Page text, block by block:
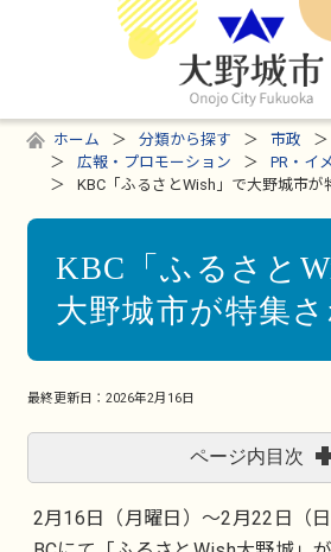
ホーム 分類から探す 市政
広報・プロモーション
PR・イ
KBC「ふるさとWish」で大野城市が
KBC「ふるさと
大野城市が特集さ
最終更新日： 2026年2月16日
ページ内目次
2月16日（月曜日）～2月22日（